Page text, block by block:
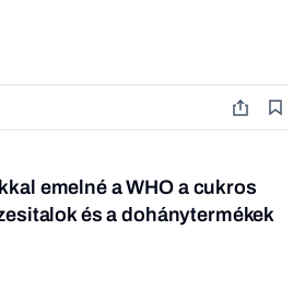
emelné a WHO a cukros
és a dohánytermékek